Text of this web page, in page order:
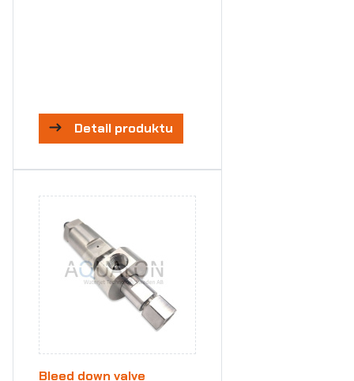
Detail produktu
Bleed down valve